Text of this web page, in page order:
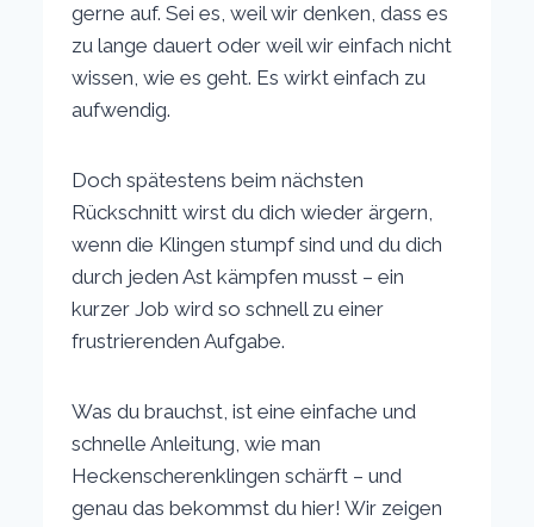
gerne auf. Sei es, weil wir denken, dass es
zu lange dauert oder weil wir einfach nicht
wissen, wie es geht. Es wirkt einfach zu
aufwendig.
Doch spätestens beim nächsten
Rückschnitt wirst du dich wieder ärgern,
wenn die Klingen stumpf sind und du dich
durch jeden Ast kämpfen musst – ein
kurzer Job wird so schnell zu einer
frustrierenden Aufgabe.
Was du brauchst, ist eine einfache und
schnelle Anleitung, wie man
Heckenscherenklingen schärft – und
genau das bekommst du hier! Wir zeigen